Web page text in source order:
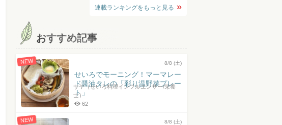
連載ランキングをもっと見る
おすすめ記事
NEW 8/8 (土)
せいろでモーニング！マーマレー
ド醤油タレの「彩り温野菜プレー
ト」
サヤ（せいろ料理インフルエンサー/栄養
士）
62
NEW 8/8 (土)